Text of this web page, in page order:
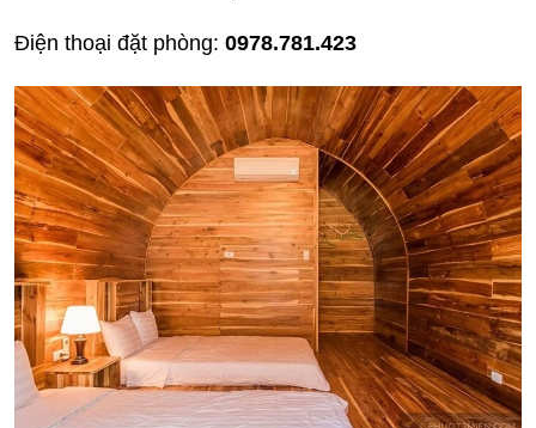
Điện thoại đặt phòng: 0978.781.423